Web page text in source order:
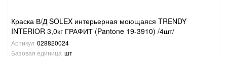
Краска В/Д SOLEX интерьерная моющаяся TRENDY
INTERIOR 3,0кг ГРАФИТ (Pantone 19-3910) /4шт/
Артикул 028820024
Базовая единица шт